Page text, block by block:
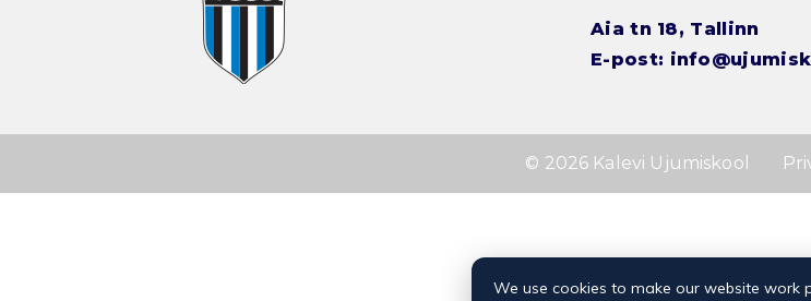
Aia tn 18, Tallinn
E-post:
© 2026 Kalevi Ujumiskool
We use cookies to make our website work